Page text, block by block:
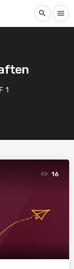
search menu
1
16